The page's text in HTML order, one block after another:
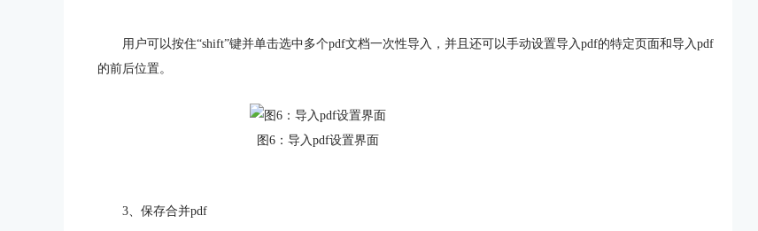
用户可以按住“shift”键并单击选中多个pdf文档一次性导入，并且还可以手动设置导入pdf的特定页面和导入pdf
的前后位置。
图6：导入pdf设置界面
3、保存合并pdf